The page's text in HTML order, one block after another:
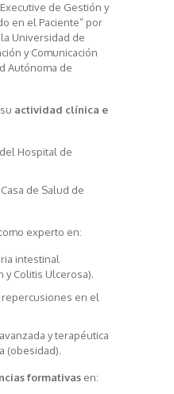
de Gestión y
en el Paciente” por
Universidad de
y Comunicación
Autónoma de
actividad clínica e
Hospital de
de Salud de
experto en:
intestinal
y Colitis Ulcerosa).
en el
y terapéutica
(obesidad).
formativasen: